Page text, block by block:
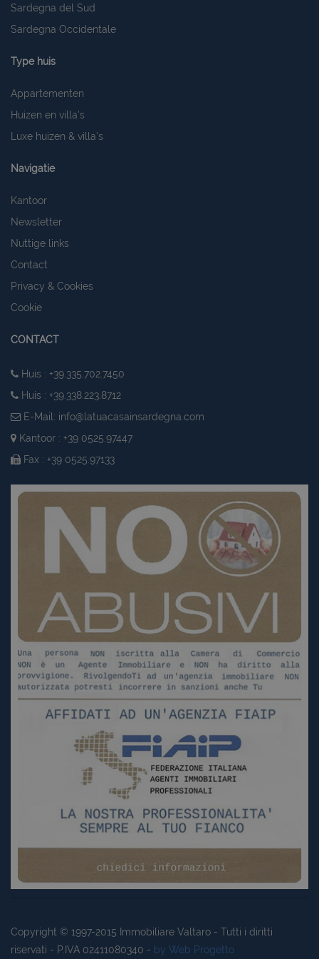
Sardegna del Sud
Sardegna Occidentale
Type huis
Appartementen
Huizen en villa's
Luxe huizen & villa's
Navigatie
Kantoor
Newsletter
Nuttige links
Contact
Privacy & Cookies
Cookie
CONTACT
Huis : +39.335.702.7450
Huis : +39.338.223.8712
E-Mail: info@latuacasainsardegna.com
Kantoor : +39 0525.97447
Fax : +39 0525.97133
Copyright © 1997-2015 Immobiliare Valtaro - Tutti i diritti
riservati - P.IVA 02411080340 - by Web Progetto